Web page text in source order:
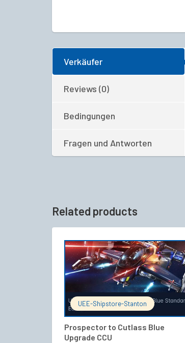
Verkäufer
Reviews (0)
Bedingungen
Fragen und Antworten
Related products
UEE-Shipstore-Stanton
Prospector to Cutlass Blue
Upgrade CCU
IN DEN